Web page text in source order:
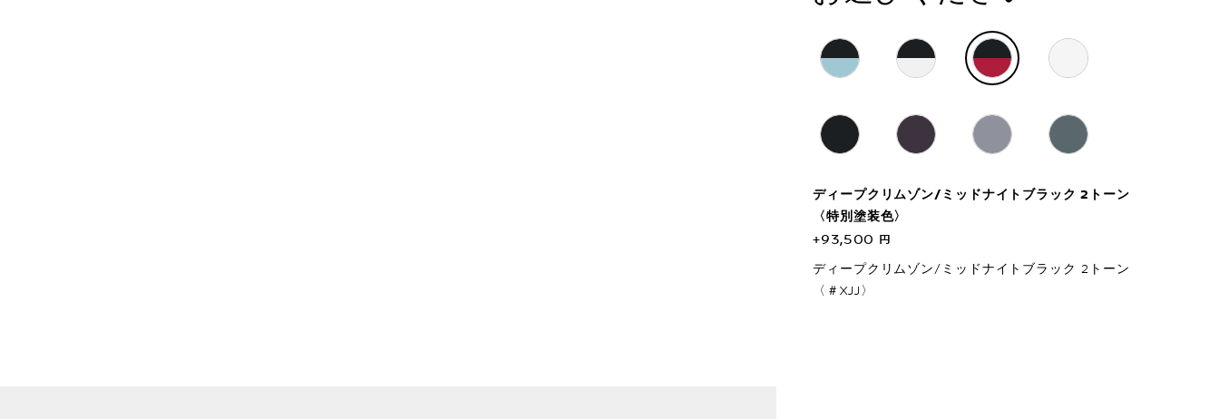
ディープクリムゾン/ミッドナイトブラック 2トーン
〈特別塗装色〉
+93,500 円
ディープクリムゾン/ミッドナイトブラック 2トーン
〈＃XJJ〉